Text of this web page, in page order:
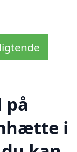
på
i